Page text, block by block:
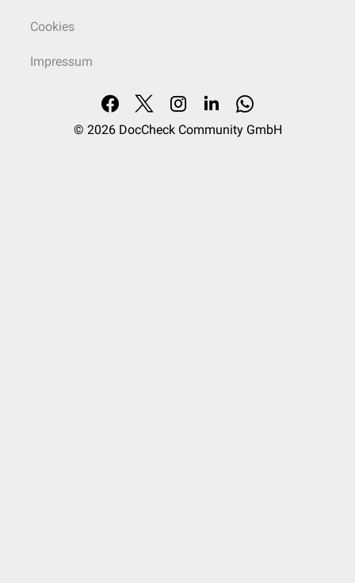
Cookies
Impressum
© 2026 DocCheck Community GmbH